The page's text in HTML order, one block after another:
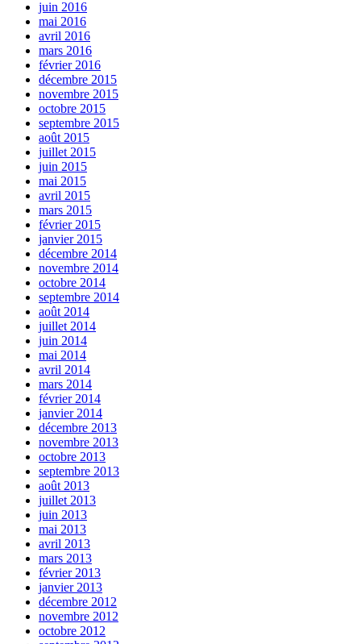
juin 2016
mai 2016
avril 2016
mars 2016
février 2016
décembre 2015
novembre 2015
octobre 2015
septembre 2015
août 2015
juillet 2015
juin 2015
mai 2015
avril 2015
mars 2015
février 2015
janvier 2015
décembre 2014
novembre 2014
octobre 2014
septembre 2014
août 2014
juillet 2014
juin 2014
mai 2014
avril 2014
mars 2014
février 2014
janvier 2014
décembre 2013
novembre 2013
octobre 2013
septembre 2013
août 2013
juillet 2013
juin 2013
mai 2013
avril 2013
mars 2013
février 2013
janvier 2013
décembre 2012
novembre 2012
octobre 2012